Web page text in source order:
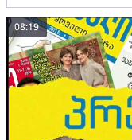
08:19